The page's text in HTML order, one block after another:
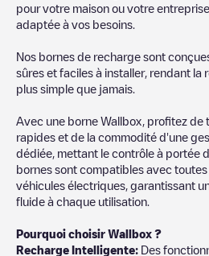
pour votre maison ou votre
adaptée à vos besoins.
Nos bornes de recharge sont
sûres et faciles à installer, rendant la
plus simple que jamais.
Avec une borne Wallbox, profitez de
rapides et de la commodité d'une
dédiée, mettant le contrôle à portée
bornes sont compatibles avec
véhicules électriques, garantissant
fluide à chaque utilisation.
Pourquoi choisir Wallbox ?
Recharge Intelligente: Des